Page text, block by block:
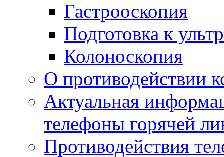
Гастрооскопия
Подготовка к
Колоноскопия
О противодействии
Актуальная
телефоны горячей
Противодействия